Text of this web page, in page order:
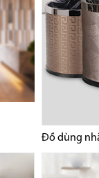
Đồ dùng